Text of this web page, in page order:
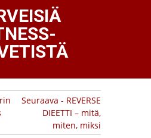
Seuraava - REVERSE
DIEETTI – mitä,
miten, miksi